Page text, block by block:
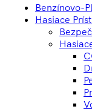
Benzínovo-
Hasiace